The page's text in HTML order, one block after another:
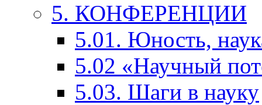
5. КОНФЕРЕНЦИИ
5.01. Юность,
5.02 «Научный
5.03. Шаги в науку